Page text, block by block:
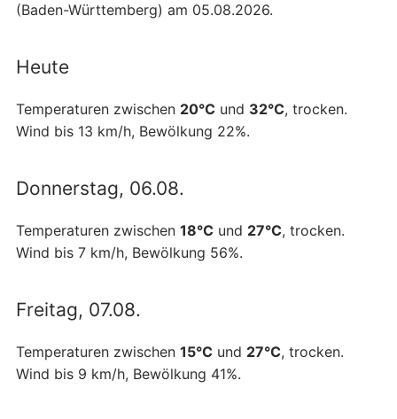
(Baden-Württemberg) am 05.08.2026.
Heute
Temperaturen zwischen 20°C und 32°C, trocken.
Wind bis 13 km/h, Bewölkung 22%.
Donnerstag, 06.08.
Temperaturen zwischen 18°C und 27°C, trocken.
Wind bis 7 km/h, Bewölkung 56%.
Freitag, 07.08.
Temperaturen zwischen 15°C und 27°C, trocken.
Wind bis 9 km/h, Bewölkung 41%.